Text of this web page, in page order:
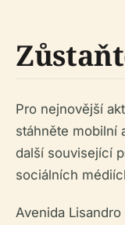
Pro nejnovější
stáhněte mobilní
další související
sociálních
Avenida